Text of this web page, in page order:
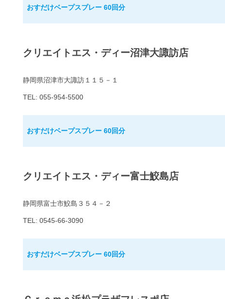
おすだけベープスプレー 60回分
クリエイトエス・ディー沼津大諏訪店
静岡県沼津市大諏訪１１５－１
TEL: 055-954-5500
おすだけベープスプレー 60回分
クリエイトエス・ディー富士鮫島店
静岡県富士市鮫島３５４－２
TEL: 0545-66-3090
おすだけベープスプレー 60回分